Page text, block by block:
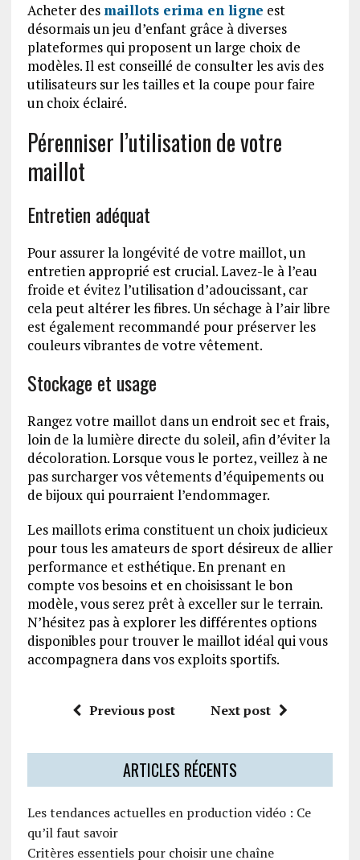
Acheter des maillots erima en ligne est
désormais un jeu d’enfant grâce à diverses
plateformes qui proposent un large choix de
modèles. Il est conseillé de consulter les avis des
utilisateurs sur les tailles et la coupe pour faire
un choix éclairé.
Pérenniser l’utilisation de votre
maillot
Entretien adéquat
Pour assurer la longévité de votre maillot, un
entretien approprié est crucial. Lavez-le à l’eau
froide et évitez l’utilisation d’adoucissant, car
cela peut altérer les fibres. Un séchage à l’air libre
est également recommandé pour préserver les
couleurs vibrantes de votre vêtement.
Stockage et usage
Rangez votre maillot dans un endroit sec et frais,
loin de la lumière directe du soleil, afin d’éviter la
décoloration. Lorsque vous le portez, veillez à ne
pas surcharger vos vêtements d’équipements ou
de bijoux qui pourraient l’endommager.
Les maillots erima constituent un choix judicieux
pour tous les amateurs de sport désireux de allier
performance et esthétique. En prenant en
compte vos besoins et en choisissant le bon
modèle, vous serez prêt à exceller sur le terrain.
N’hésitez pas à explorer les différentes options
disponibles pour trouver le maillot idéal qui vous
accompagnera dans vos exploits sportifs.
Previous post Next post
ARTICLES RÉCENTS
Les tendances actuelles en production vidéo : Ce
qu’il faut savoir
Critères essentiels pour choisir une chaîne